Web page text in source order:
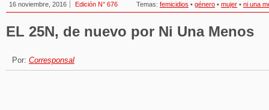
16 noviembre, 2016 Edición N° 676 Temas: femicidios • género • mujer • ni una
EL 25N, de nuevo por Ni Una Menos
Por: Corresponsal